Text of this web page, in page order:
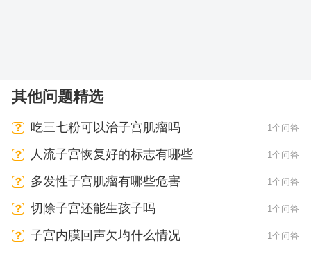
其他问题精选
吃三七粉可以治子宫肌瘤吗 1个问答
人流子宫恢复好的标志有哪些 1个问答
多发性子宫肌瘤有哪些危害 1个问答
切除子宫还能生孩子吗 1个问答
子宫内膜回声欠均什么情况 1个问答